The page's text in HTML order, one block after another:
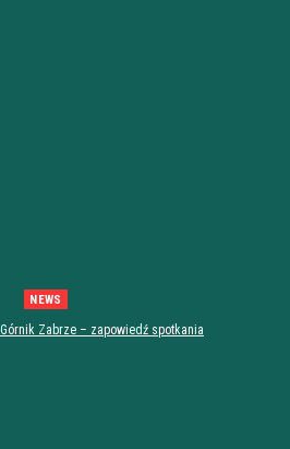
NEWS
Zabrze – zapowiedź spotkania